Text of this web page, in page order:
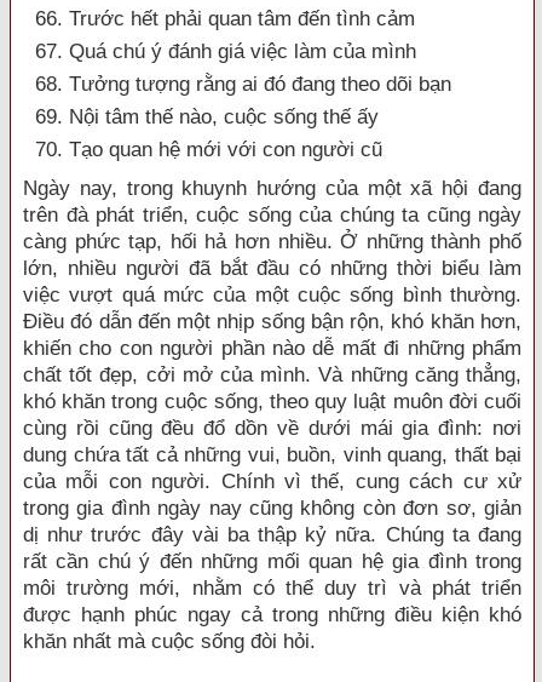
66. Trước hết phải quan tâm đến tình cảm
67. Quá chú ý đánh giá việc làm của mình
68. Tưởng tượng rằng ai đó đang theo dõi bạn
69. Nội tâm thế nào, cuộc sống thế ấy
70. Tạo quan hệ mới với con người cũ
Ngày nay, trong khuynh hướng của một xã hội đang
trên đà phát triển, cuộc sống của chúng ta cũng ngày
càng phức tạp, hối hả hơn nhiều. Ở những thành phố
lớn, nhiều người đã bắt đầu có những thời biểu làm
việc vượt quá mức của một cuộc sống bình thường.
Điều đó dẫn đến một nhịp sống bận rộn, khó khăn hơn,
khiến cho con người phần nào dễ mất đi những phẩm
chất tốt đẹp, cởi mở của mình. Và những căng thẳng,
khó khăn trong cuộc sống, theo quy luật muôn đời cuối
cùng rồi cũng đều đổ dồn về dưới mái gia đình: nơi
dung chứa tất cả những vui, buồn, vinh quang, thất bại
của mỗi con người. Chính vì thế, cung cách cư xử
trong gia đình ngày nay cũng không còn đơn sơ, giản
dị như trước đây vài ba thập kỷ nữa. Chúng ta đang
rất cần chú ý đến những mối quan hệ gia đình trong
môi trường mới, nhằm có thể duy trì và phát triển
được hạnh phúc ngay cả trong những điều kiện khó
khăn nhất mà cuộc sống đòi hỏi.